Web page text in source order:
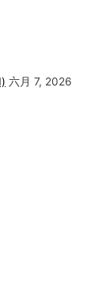
六月 7, 2026